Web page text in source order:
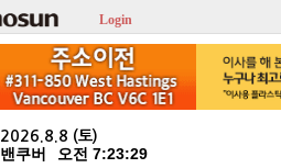
Login
2026.8.8 (토)
밴쿠버 오전 7:23:30